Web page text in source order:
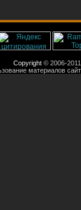
Copyright © 2006-
материалов